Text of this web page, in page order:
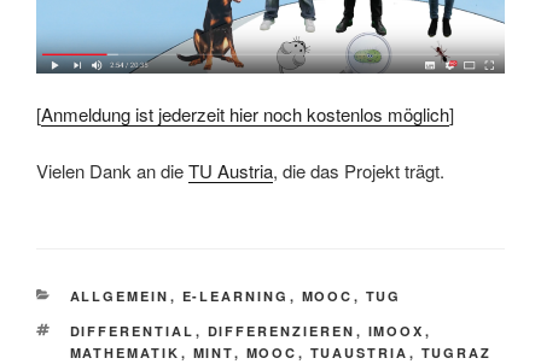
[Anmeldung ist jederzeit hier noch kostenlos möglich]
Vielen Dank an dieTU Austria, die das Projekt trägt.
KATEGORIEN
ALLGEMEIN , E-LEARNING , MOOC , TUG
SCHLAGWÖRTER
DIFFERENTIAL , DIFFERENZIEREN , IMOOX ,
MATHEMATIK , MINT, MOOC , TUAUSTRIA , TUGRAZ